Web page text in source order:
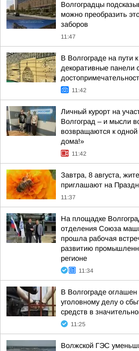
Волгоградцы
можно преобразить
заборов
11:47
В Волгограде на пути
декоративные панели
11:42
Личный курорт на
Волгоград – и мысли
возвращаются к
дома!»
11:42
Завтра, 8 августа,
приглашают на
11:37
На площадке
отделения Союза
прошла рабочая
развитию
регионе
11:34
В Волгограде оглашен
уголовному делу о
средств в
11:25
Волжской ГЭС